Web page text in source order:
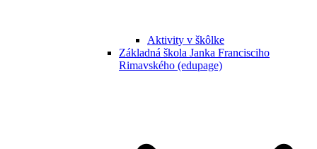
Aktivity v škôlke
Základná škola Janka Francisciho
Rimavského (edupage)